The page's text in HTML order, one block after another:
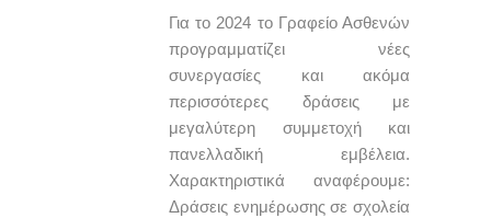
Για το 2024 το Γραφείο Ασθενών
προγραμματίζει νέες
συνεργασίες και ακόμα
περισσότερες δράσεις με
μεγαλύτερη συμμετοχή και
πανελλαδική εμβέλεια.
Χαρακτηριστικά αναφέρουμε:
Δράσεις ενημέρωσης σε σχολεία